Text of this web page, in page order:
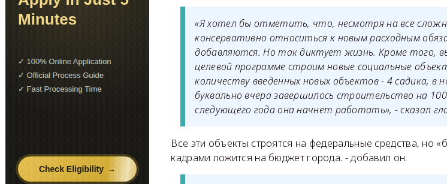
«Я хотел бы отметить, что, несмотря на все
консервативно относиться к новым расходным
добавляются. Но так диктует жизнь. Кроме того,
целевой программе строим новые социальные
количеству введенных новых объектов - 4 садика,
буквально вчера завершилось строительство на
следующего года она начнет работать», - сказал
Все эти объекты строятся на федеральные средства, но
кадрами ложится на бюджет города. - добавил он.